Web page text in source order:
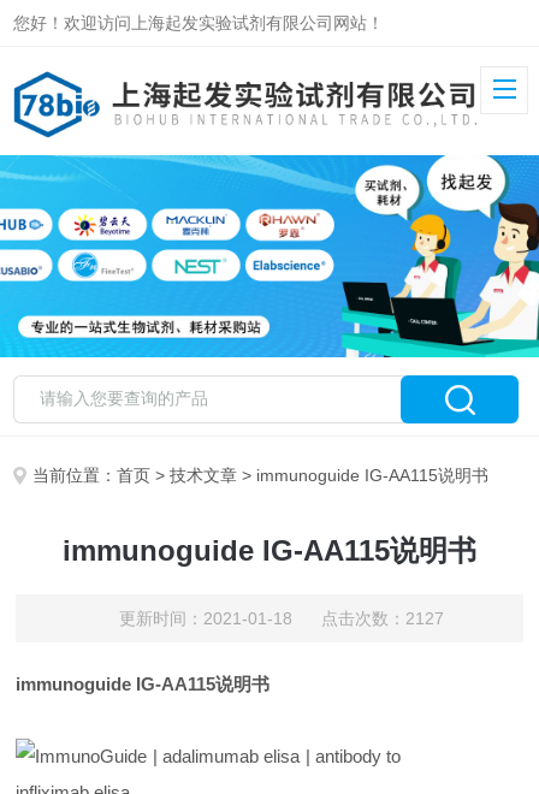
您好！欢迎访问上海起发实验试剂有限公司网站！
当前位置：首页 >技术文章 > immunoguide IG-AA115说明书
immunoguide IG-AA115说明书
更新时间：2021-01-18 点击次数：2127
immunoguide IG-AA115说明书